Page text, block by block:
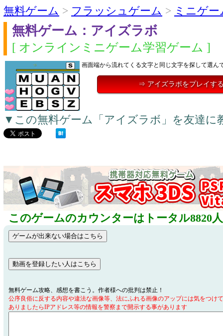
無料ゲーム > フラッシュゲーム > ミニゲー
無料ゲーム：アイズラボ
[ オンラインミニゲーム学習ゲーム ]
画面端から流れてくる文字と同じ文字を探して選ん
⇒ アイズラボをプレイす
▼この無料ゲーム「アイズラボ」を友達に
このゲームのカウンターはトータル8820
無料ゲーム攻略、感想を書こう。作者様への批判は禁止！
公序良俗に反する内容や違法な画像等、法にふれる画像のアップには気をつけ
ありましたらIPアドレス等の情報を警察まで開示する事があります